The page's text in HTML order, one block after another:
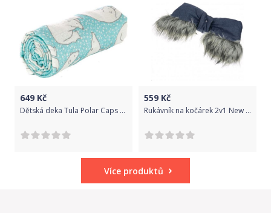
649 Kč
Dětská deka Tula Polar Caps 2018
559 Kč
Rukávník na kočárek 2v1 New Baby s kožešinkou blue, Modrá
Více produktů